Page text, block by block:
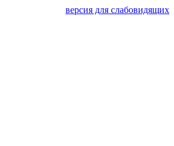
версия для слабовидящих